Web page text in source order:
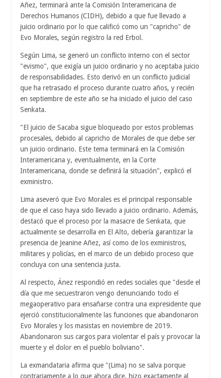
Añez, terminará ante la Comisión Interamericana de
Derechos Humanos (CIDH), debido a que fue llevado a
juicio ordinario por lo que calificó como un "capricho" de
Evo Morales, según registro la red Erbol.
Según Lima, se generó un conflicto interno con el sector
"evismo", que exigía un juicio ordinario y no aceptaba juicio
de responsabilidades. Esto derivó en un conflicto judicial
que ha retrasado el proceso durante cuatro años, y recién
en septiembre de este año se ha iniciado el juicio del caso
Senkata.
"El juicio de Sacaba sigue bloqueado por estos problemas
procesales, debido al capricho de Morales de que debe ser
un juicio ordinario. Este tema terminará en la Comisión
Interamericana y, eventualmente, en la Corte
Interamericana, donde se definirá la situación", explicó el
exministro.
Lima aseveró que Evo Morales es el principal responsable
de que el caso haya sido llevado a juicio ordinario. Además,
destacó que el proceso por la masacre de Senkata, que
actualmente se desarrolla en El Alto, debería garantizar la
presencia de Jeanine Añez, así como de los exministros,
militares y policías, en el marco de un debido proceso que
concluya con una sentencia justa.
Al respecto, Ánez respondió en redes sociales que "desde el
día que me secuestraron vengo denunciando todo el
megaoperativo para ensañarse contra una expresidente que
ejerció constitucionalmente las funciones que abandonaron
Evo Morales y los masistas en noviembre de 2019.
Abandonaron sus cargos para violentar el país y provocar la
muerte y el dolor en el pueblo boliviano".
La exmandataria afirma que "(Lima) no se salva porque
contrariamente a lo que ahora dice, hizo exactamente al